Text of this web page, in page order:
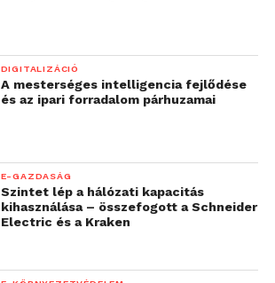
DIGITALIZÁCIÓ
A mesterséges intelligencia fejlődése
és az ipari forradalom párhuzamai
E-GAZDASÁG
Szintet lép a hálózati kapacitás
kihasználása – összefogott a Schneider
Electric és a Kraken